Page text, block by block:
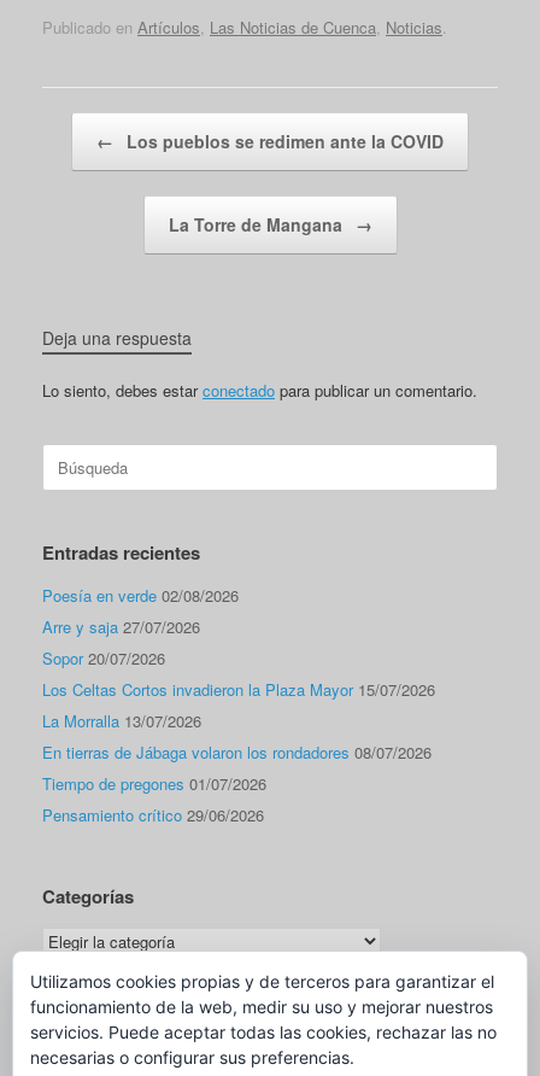
Publicado en Artículos, Las Noticias de Cuenca, Noticias.
← Los pueblos se redimen ante la COVID
La Torre de Mangana →
Deja una respuesta
Lo siento, debes estarconectado para publicar un comentario.
Buscar:
Entradas recientes
Poesía en verde 02/08/2026
Arre y saja 27/07/2026
Sopor 20/07/2026
Los Celtas Cortos invadieron la Plaza Mayor 15/07/2026
La Morralla 13/07/2026
En tierras de Jábaga volaron los rondadores 08/07/2026
Tiempo de pregones 01/07/2026
Pensamiento crítico 29/06/2026
Categorías
Categorías
Traductor
Utilizamos cookies propias y de terceros para garantizar el
funcionamiento de la web, medir su uso y mejorar nuestros
servicios. Puede aceptar todas las cookies, rechazar las no
necesarias o configurar sus preferencias.